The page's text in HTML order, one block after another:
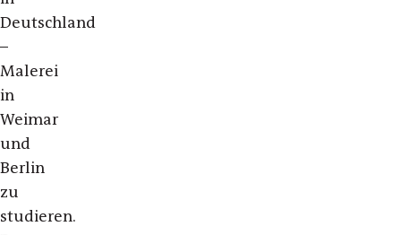
Deutschland
–
Malerei
in
Weimar
und
Berlin
zu
studieren.